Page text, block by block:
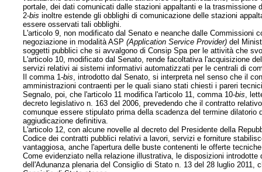
portale, dei dati comunicati dalle stazioni appaltanti e la
2-bis inoltre estende gli obblighi di comunicazione delle stazioni
essere osservati tali obblighi.
L'articolo 9, non modificato dal Senato e neanche dalle
negoziazione in modalità ASP(Application Service Provider) del
soggetti pubblici che si avvalgono di Consip Spa per le attività che
L'articolo 10, modificato dal Senato, rende facoltativa l'acquisizione
servizi relativi ai sistemi informativi automatizzati per le centrali di
Il comma 1-bis, introdotto dal Senato, si interpreta nel senso che il
amministrazioni contraenti per le quali siano stati chiesti i pareri
Segnalo, poi, che l'articolo 11 modifica l'articolo 11, comma 10-bis,
decreto legislativo n. 163 del 2006, prevedendo che il contratto
comunque essere stipulato prima della scadenza del termine
aggiudicazione definitiva.
L'articolo 12, con alcune novelle al decreto del Presidente della
Codice dei contratti pubblici relativi a lavori, servizi e forniture
vantaggiosa, anche l'apertura delle buste contenenti le offerte
Come evidenziato nella relazione illustrativa, le disposizioni
dell'Adunanza plenaria del Consiglio di Stato n. 13 del 28 luglio